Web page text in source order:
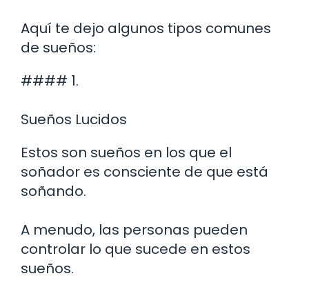
Aquí te dejo algunos tipos comunes
de sueños:
#### 1.
Sueños Lucidos
Estos son sueños en los que el
soñador es consciente de que está
soñando.
A menudo, las personas pueden
controlar lo que sucede en estos
sueños.